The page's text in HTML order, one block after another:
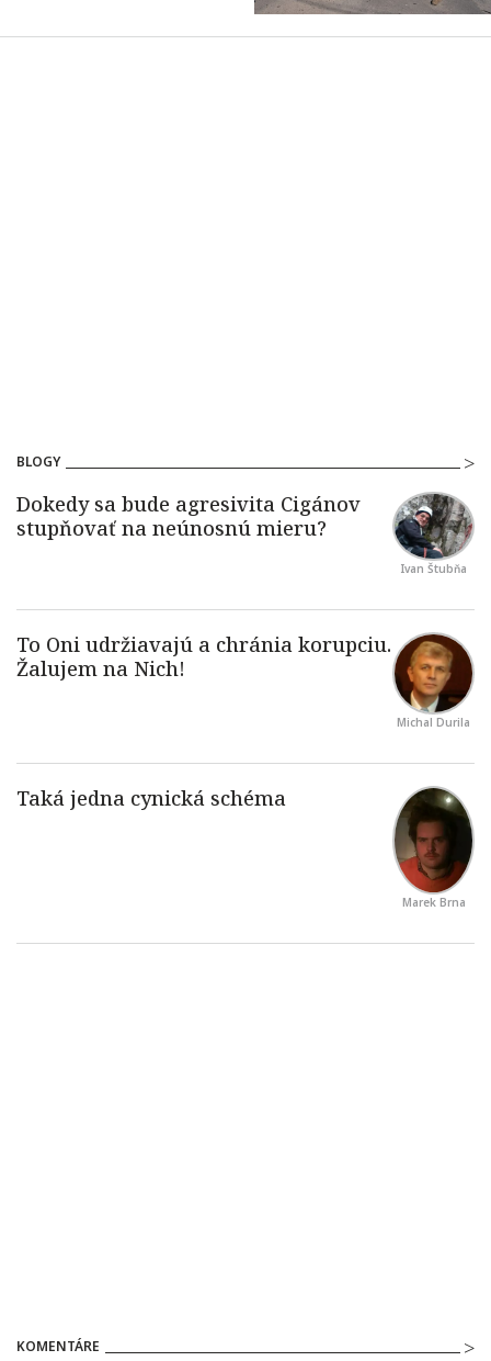
BLOGY
Ivan Štubňa
Michal Durila
Marek Brna
KOMENTÁRE